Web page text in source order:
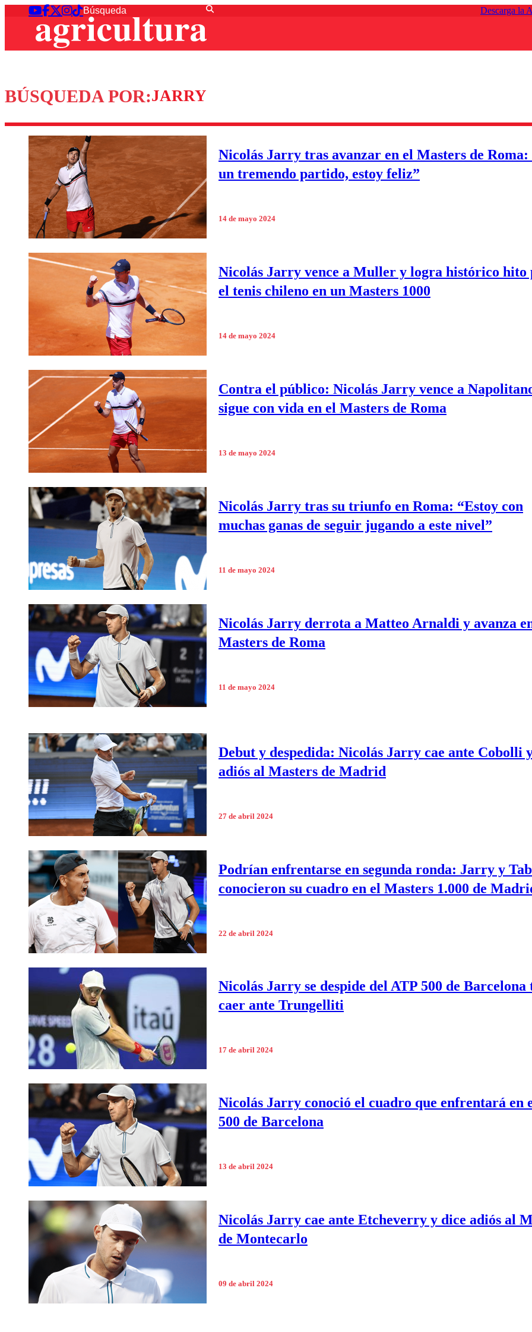
Descarga la
BÚSQUEDA POR:JARRY
Nicolás Jarry tras avanzar en el Masters de Roma:
un tremendo partido, estoy feliz”
14 de mayo 2024
Nicolás Jarry vence a Muller y logra histórico hito
el tenis chileno en un Masters 1000
14 de mayo 2024
Contra el público: Nicolás Jarry vence a
sigue con vida en el Masters de Roma
13 de mayo 2024
Nicolás Jarry tras su triunfo en Roma: “Estoy con
muchas ganas de seguir jugando a este nivel”
11 de mayo 2024
Nicolás Jarry derrota a Matteo Arnaldi y avanza
Masters de Roma
11 de mayo 2024
Debut y despedida: Nicolás Jarry cae ante Cobolli
adiós al Masters de Madrid
27 de abril 2024
Podrían enfrentarse en segunda ronda: Jarry y
conocieron su cuadro en el Masters 1.000 de
22 de abril 2024
Nicolás Jarry se despide del ATP 500 de Barcelona
caer ante Trungelliti
17 de abril 2024
Nicolás Jarry conoció el cuadro que enfrentará en
500 de Barcelona
13 de abril 2024
Nicolás Jarry cae ante Etcheverry y dice adiós al
de Montecarlo
09 de abril 2024